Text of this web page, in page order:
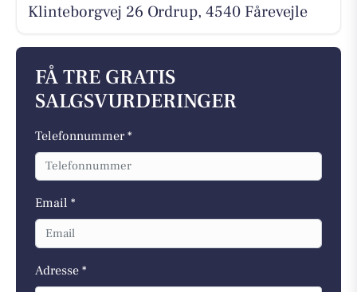
Klinteborgvej 26 Ordrup, 4540 Fårevejle
FÅ TRE GRATIS
SALGSVURDERINGER
Telefonnummer *
Email *
Adresse *